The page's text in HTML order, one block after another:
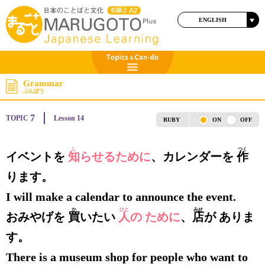
ENGLISH
Grammar
ぶんぽう
TOPIC 7 Lesson 14 RUBY ON OFF
イベントを 知
し
らせるために、カレンダーを作
つく
ります。
I will make a calendar to announce the event.
おみやげを 買
か
いたい 人
ひと
の ために、 店
みせ
が ありま
す。
There is a museum shop for people who want to